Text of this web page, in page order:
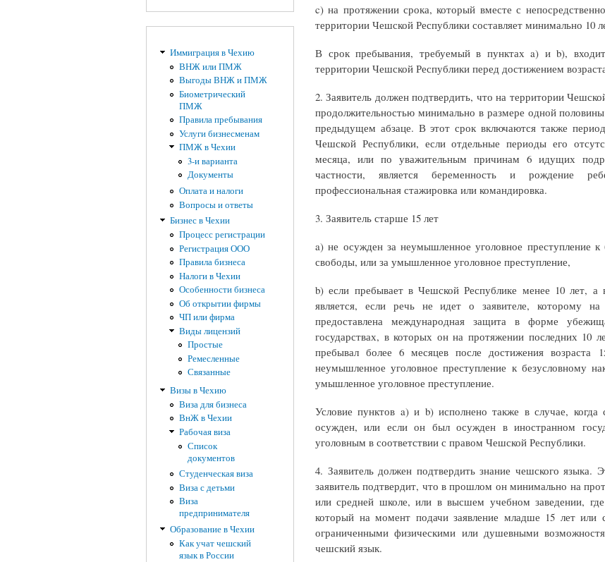
Иммиграция в Чехию
ВНЖ или ПМЖ
Выгоды ВНЖ и ПМЖ
Биометрический
ПМЖ
Правила пребывания
Услуги бизнесменам
ПМЖ в Чехии
3-и варианта
Документы
Оплата и налоги
Вопросы и ответы
Бизнес в Чехии
Процесс регистрации
Регистрация ООО
Правила бизнеса
Налоги в Чехии
Особенности бизнеса
Об открытии фирмы
ЧП или фирма
Виды лицензий
Простые
Ремесленные
Связанные
Визы в Чехию
Виза для бизнеса
ВнЖ в Чехии
Рабочая виза
Список
документов
Студенческая виза
Виза с детьми
Виза
предпринимателя
Образование в Чехии
Как учат чешский
язык в России
c) на протяжении срока, который вместе с
территории Чешской Республики составляет минимально 10
В срок пребывания, требуемый в пунктах a) и b),
территории Чешской Республики перед достижением
2. Заявитель должен подтвердить, что на территории
продолжительностью минимально в размере одной
предыдущем абзаце. В этот срок включаются также
Чешской Республики, если отдельные периоды его
месяца, или по уважительным причинам 6 идущих
частности, является беременность и рождение
профессиональная стажировка или командировка.
3. Заявитель старше 15 лет
a) не осужден за неумышленное уголовное преступление
свободы, или за умышленное уголовное преступление,
b) если пребывает в Чешской Республике менее 10 лет, а
является, если речь не идет о заявителе, которому
предоставлена международная защита в форме
государствах, в которых он на протяжении последних 10
пребывал более 6 месяцев после достижения
неумышленное уголовное преступление к безусловному
умышленное уголовное преступление.
Условие пунктов a) и b) исполнено также в случае, когда
осужден, или если он был осужден в иностранном
уголовным в соответствии с правом Чешской Республики.
4. Заявитель должен подтвердить знание чешского языка.
заявитель подтвердит, что в прошлом он минимально на
или средней школе, или в высшем учебном заведении,
который на момент подачи заявление младше 15 лет
ограниченными физическими или душевными
чешский язык.